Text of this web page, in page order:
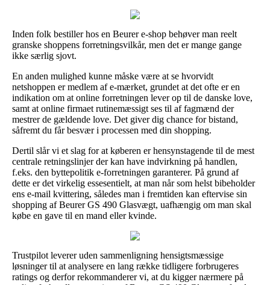
Inden folk bestiller hos en Beurer e-shop behøver man reelt
granske shoppens forretningsvilkår, men det er mange gange
ikke særlig sjovt.
En anden mulighed kunne måske være at se hvorvidt
netshoppen er medlem af e-mærket, grundet at det ofte er en
indikation om at online forretningen lever op til de danske love,
samt at online firmaet rutinemæssigt ses til af fagmænd der
mestrer de gældende love. Det giver dig chance for bistand,
såfremt du får besvær i processen med din shopping.
Dertil slår vi et slag for at køberen er hensynstagende til de mest
centrale retningslinjer der kan have indvirkning på handlen,
f.eks. den byttepolitik e-forretningen garanterer. På grund af
dette er det virkelig essesentielt, at man når som helst bibeholder
ens e-mail kvittering, således man i fremtiden kan eftervise sin
shopping af Beurer GS 490 Glasvægt, uafhængig om man skal
købe en gave til en mand eller kvinde.
Trustpilot leverer uden sammenligning hensigtsmæssige
løsninger til at analysere en lang række tidligere forbrugeres
ratings og derfor rekommanderer vi, at du kigger nærmere på